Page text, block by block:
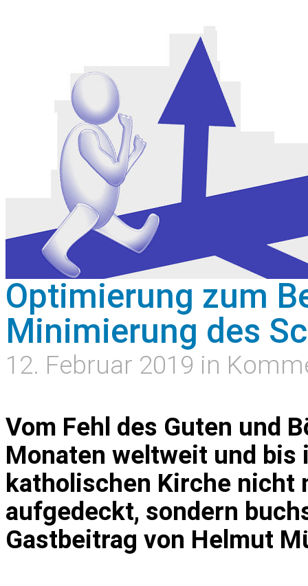
Optimierung zum
Minimierung des
12. Februar 2019 in
Vom Fehl des Guten und
Monaten weltweit und bis
katholischen Kirche nicht
aufgedeckt, sondern
Gastbeitrag von Helmut